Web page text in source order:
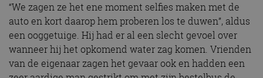
“We zagen ze het ene moment selfies maken met de
auto en kort daarop hem proberen los te duwen”, aldus
een ooggetuige. Hij had er al een slecht gevoel over
wanneer hij het opkomend water zag komen. Vrienden
van de eigenaar zagen het gevaar ook en hadden een